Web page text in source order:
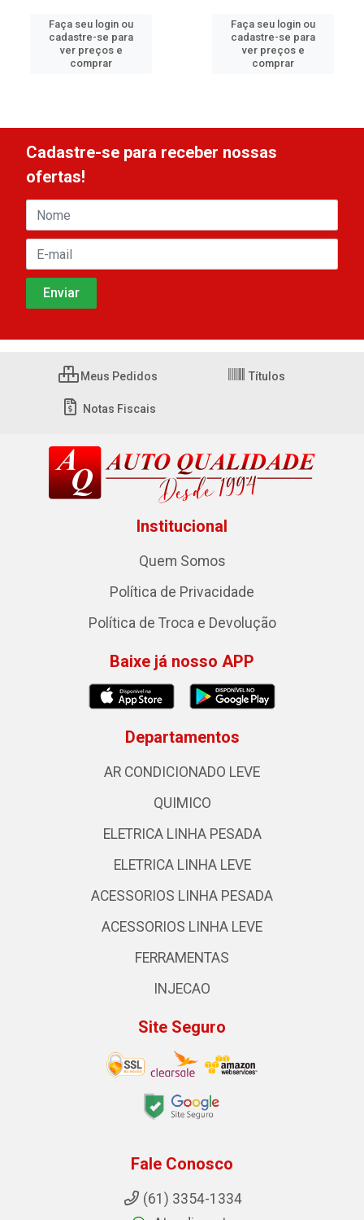
Faça seu login ou
cadastre-se para
ver preços e
comprar
Faça seu login ou
cadastre-se para
ver preços e
comprar
Cadastre-se para receber nossas
ofertas!
Meus Pedidos Títulos
Notas Fiscais
Institucional
Quem Somos
Política de Privacidade
Política de Troca e Devolução
Baixe já nosso APP
Departamentos
AR CONDICIONADO LEVE
QUIMICO
ELETRICA LINHA PESADA
ELETRICA LINHA LEVE
ACESSORIOS LINHA PESADA
ACESSORIOS LINHA LEVE
FERRAMENTAS
INJECAO
Site Seguro
Fale Conosco
(61) 3354-1334